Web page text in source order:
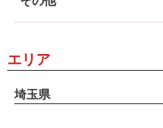
エリア
埼玉県